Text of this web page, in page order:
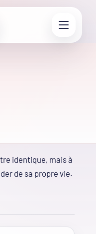
identique, mais à
de sa propre vie.